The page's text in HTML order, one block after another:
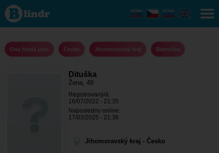
Dituška - Ona
hledá jeho
Jihomoravský
kraj -
Ona hledá jeho Česko Jihomoravský kraj Blatnička
Dituška
Žena, 49
Registrovaný/á:
16/07/2022 - 21:35
Naposledny online:
17/03/2025 - 21:36
Jihomoravský kraj - Česko